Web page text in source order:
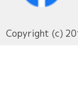
Copyright (c)